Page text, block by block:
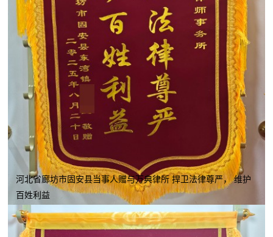
河北省廊坊市固安县当事人赠与万典律所 捍卫法律尊严， 维护
百姓利益